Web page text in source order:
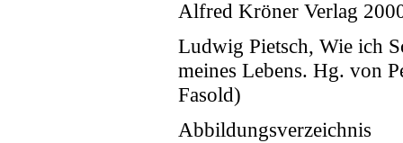
Alfred Kröner Verlag
Ludwig Pietsch, Wie ich
meines Lebens. Hg. von
Fasold)
Abbildungsverzeichnis